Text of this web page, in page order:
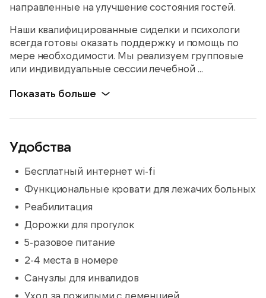
направленные на улучшение состояния гостей.
Наши квалифицированные сиделки и психологи
всегда готовы оказать поддержку и помощь по
мере необходимости. Мы реализуем групповые
или индивидуальные сессии лечебной ...
Показать больше
Удобства
Бесплатный интернет wi-fi
Функциональные кровати для лежачих больных
Реабилитация
Дорожки для прогулок
5-разовое питание
2-4 места в номере
Санузлы для инвалидов
Уход за пожилыми с деменцией